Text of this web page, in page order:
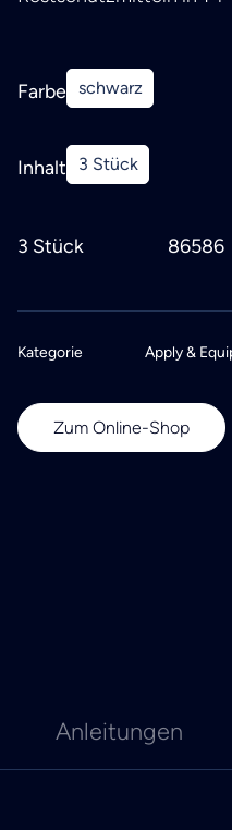
Farbe schwarz
Inhalt 3 Stück
3 Stück 86586
Kategorie Apply &
Zum Online-Shop
Anleitungen